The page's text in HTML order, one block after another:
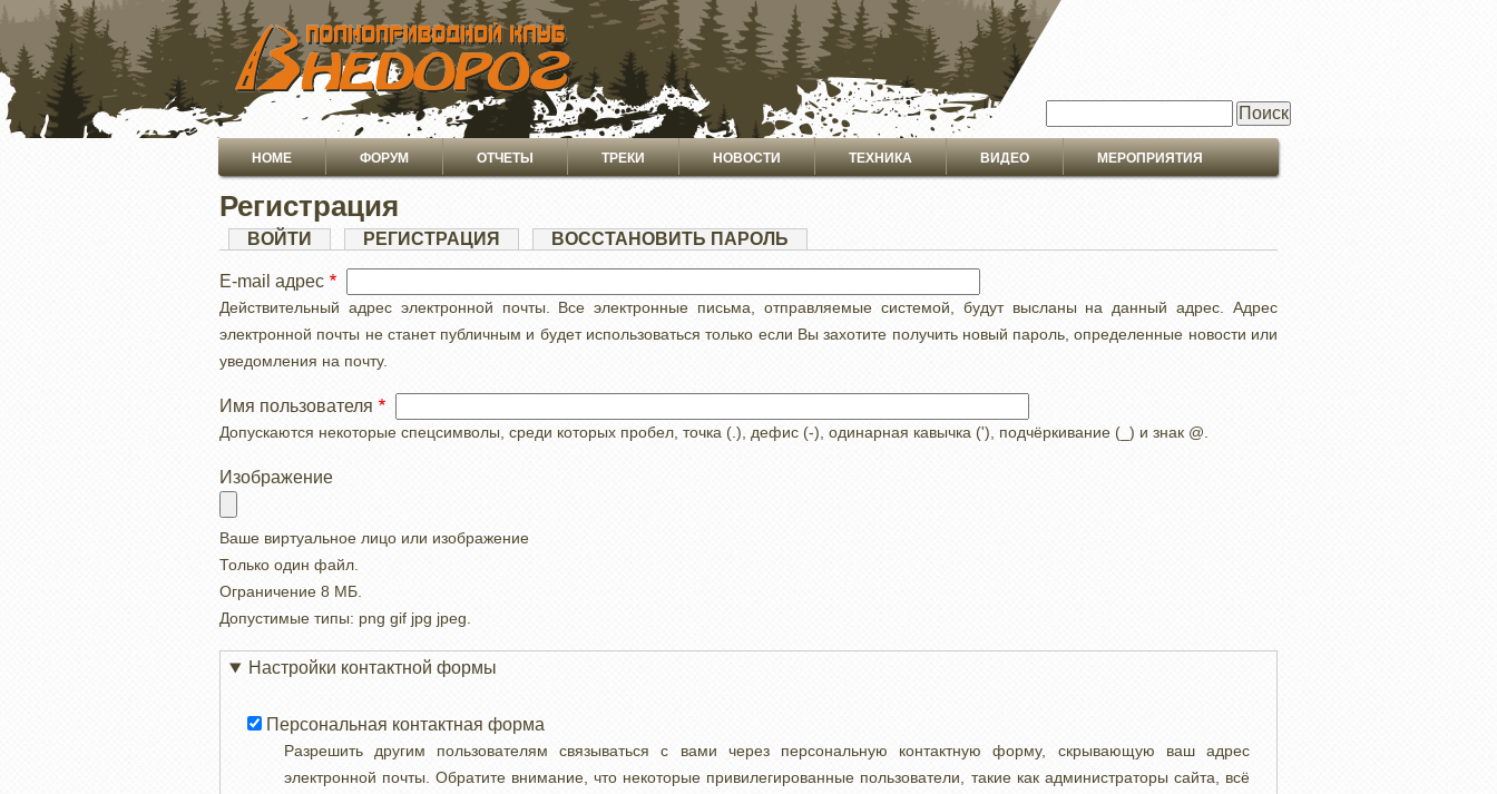
ПЕРЕЙТИ
ОСНОВНОМУ
СОДЕРЖАНИЮ
Основная
навигация
HOME ФОРУМ ОТЧЕТЫ ТРЕКИ НОВОСТИ ТЕХНИКА ВИДЕО МЕРОПРИЯТИЯ
Регистрация
Главные
вкладки
ВОЙТИ РЕГИСТРАЦИЯ
(АКТИВНАЯ
ВОССТАНОВИТЬ ПАРОЛЬ
E-mail адрес
Действительный адрес электронной почты. Все электронные письма, отправляемые системой, будут высланы на данный адрес. Адрес
электронной почты не станет публичным и будет использоваться только если Вы захотите получить новый пароль, определенные новости или
уведомления на почту.
Имя пользователя
Допускаются некоторые спецсимволы, среди которых пробел, точка (.), дефис (-), одинарная кавычка ('), подчёркивание (_) и знак @.
Изображение
Ваше виртуальное лицо или изображение
Только один файл.
Ограничение 8 МБ.
Допустимые типы: png gif jpg jpeg.
Настройки контактной формы
Персональная контактная форма
Разрешить другим пользователям связываться с вами через персональную контактную форму, скрывающую ваш адрес
электронной почты. Обратите внимание, что некоторые привилегированные пользователи, такие как администраторы сайта, всё